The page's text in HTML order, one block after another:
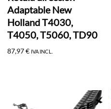
Adaptable New
Holland T4030,
T4050, T5060, TD90
87,97€ IVA INCL.